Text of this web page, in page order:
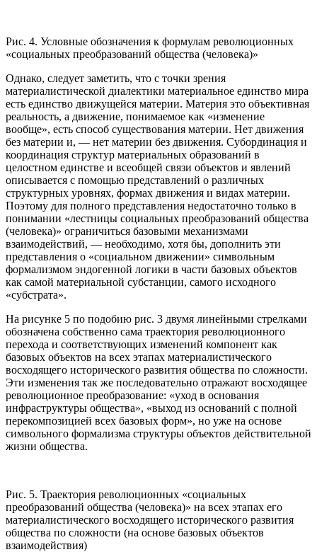
Рис. 4. Условные обозначения к формулам революционных
«социальных преобразований общества (человека)»
Однако, следует заметить, что с точки зрения
материалистической диалектики материальное единство мира
есть единство движущейся материи. Материя это объективная
реальность, а движение, понимаемое как «изменение
вообще», есть способ существования материи. Нет движения
без материи и, — нет материи без движения. Субординация и
координация структур материальных образований в
целостном единстве и всеобщей связи объектов и явлений
описывается с помощью представлений о различных
структурных уровнях, формах движения и видах материи.
Поэтому для полного представления недостаточно только в
понимании «лестницы социальных преобразований общества
(человека)» ограничиться базовыми механизмами
взаимодействий, — необходимо, хотя бы, дополнить эти
представления о «социальном движении» символьным
формализмом эндогенной логики в части базовых объектов
как самой материальной субстанции, самого исходного
«субстрата».
На рисунке 5 по подобию рис. 3 двумя линейными стрелками
обозначена собственно сама траектория революционного
перехода и соответствующих изменений компонент как
базовых объектов на всех этапах материалистического
восходящего исторического развития общества по сложности.
Эти изменения так же последовательно отражают восходящее
революционное преобразование: «уход в основания
инфраструктуры общества», «выход из оснований с полной
перекомпозицией всех базовых форм», но уже на основе
символьного формализма структуры объектов действительной
жизни общества.
Рис. 5. Траектория революционных «социальных
преобразований общества (человека)» на всех этапах его
материалистического восходящего исторического развития
общества по сложности (на основе базовых объектов
взаимодействия)